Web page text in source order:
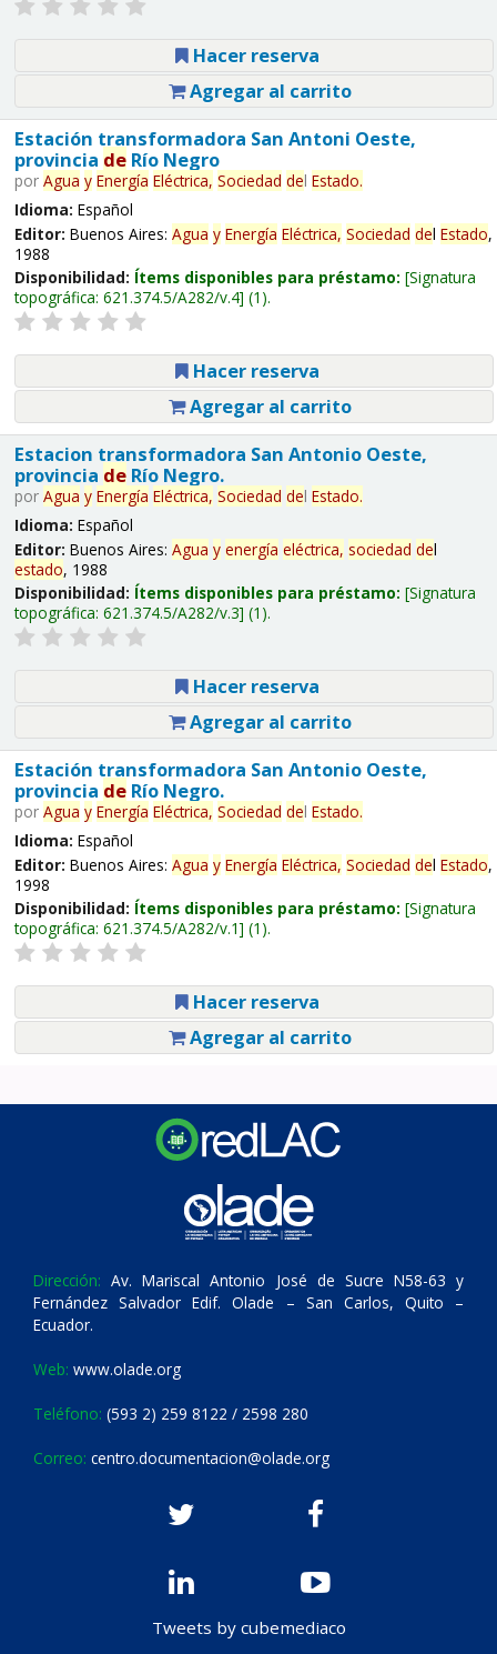
Hacer reserva
Agregar al carrito
Estación transformadora San Antoni Oeste,
provincia deRío Negro
por Agua y Energía Eléctrica, Sociedad del Estado.
Idioma: Español
Editor: Buenos Aires: Agua y Energía Eléctrica, Sociedad del Estado,
1988
Disponibilidad: Ítems disponibles para préstamo: Signatura
topográfica: 621.374.5/A282/v.4 (1).
Hacer reserva
Agregar al carrito
Estacion transformadora San Antonio Oeste,
provincia deRío Negro.
por Agua y Energía Eléctrica, Sociedad del Estado.
Idioma: Español
Editor: Buenos Aires: Agua y energía eléctrica, sociedad del
estado, 1988
Disponibilidad: Ítems disponibles para préstamo: Signatura
topográfica: 621.374.5/A282/v.3 (1).
Hacer reserva
Agregar al carrito
Estación transformadora San Antonio Oeste,
provincia deRío Negro.
por Agua y Energía Eléctrica, Sociedad del Estado.
Idioma: Español
Editor: Buenos Aires: Agua y Energía Eléctrica, Sociedad del Estado,
1998
Disponibilidad: Ítems disponibles para préstamo: Signatura
topográfica: 621.374.5/A282/v.1 (1).
Hacer reserva
Agregar al carrito
Dirección: Av. Mariscal Antonio José de Sucre N58-63 y
Fernández Salvador Edif. Olade – San Carlos, Quito –
Ecuador.
Web: www.olade.org
Teléfono: (593 2) 259 8122 / 2598 280
Correo: centro.documentacion@olade.org
Tweets by cubemediaco